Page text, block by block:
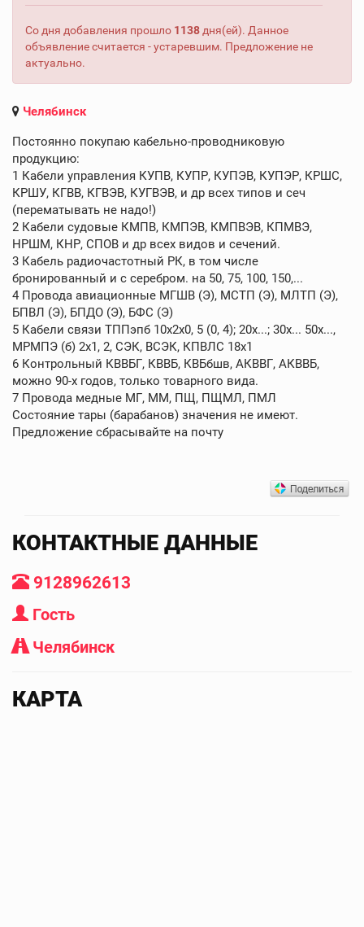
Со дня добавления прошло 1138 дня(ей). Данное
объявление считается - устаревшим. Предложение не
актуально.
Челябинск
Постоянно покупаю кабельно-проводниковую
продукцию:
1 Кабели управления КУПВ, КУПР, КУПЭВ, КУПЭР, КРШС,
КРШУ, КГВВ, КГВЭВ, КУГВЭВ, и др всех типов и сеч
(перематывать не надо!)
2 Кабели судовые КМПВ, КМПЭВ, КМПВЭВ, КПМВЭ,
НРШМ, КНР, СПОВ и др всех видов и сечений.
3 Кабель радиочастотный РК, в том числе
бронированный и с серебром. на 50, 75, 100, 150,...
4 Провода авиационные МГШВ (Э), МСТП (Э), МЛТП (Э),
БПВЛ (Э), БПДО (Э), БФС (Э)
5 Кабели связи ТППэпб 10х2х0, 5 (0, 4); 20х...; 30х... 50х...,
МРМПЭ (б) 2х1, 2, СЭК, ВСЭК, КПВЛС 18х1
6 Контрольный КВВБГ, КВВБ, КВБбшв, АКВВГ, АКВВБ,
можно 90-х годов, только товарного вида.
7 Провода медные МГ, ММ, ПЩ, ПЩМЛ, ПМЛ
Состояние тары (барабанов) значения не имеют.
Предложение сбрасывайте на почту
КОНТАКТНЫЕ ДАННЫЕ
9128962613
Гость
Челябинск
КАРТА